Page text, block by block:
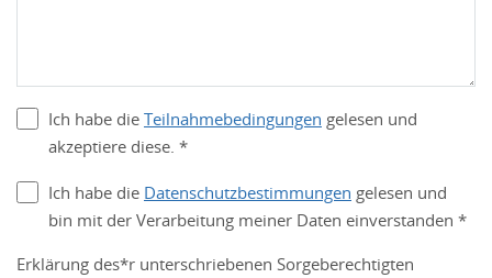
Ich habe die Teilnahmebedingungen gelesen und
akzeptiere diese. *
Ich habe die Datenschutzbestimmungen gelesen und
bin mit der Verarbeitung meiner Daten einverstanden *
Erklärung des*r unterschriebenen Sorgeberechtigten